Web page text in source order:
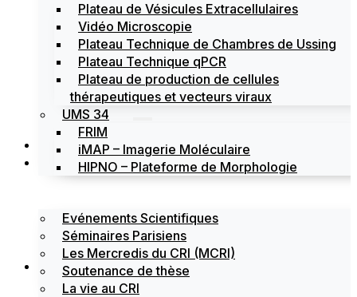
Plateau de Vésicules Extracellulaires
Vidéo Microscopie
Plateau Technique de Chambres de Ussing
Plateau Technique qPCR
Plateau de production de cellules
thérapeutiques et vecteurs viraux
UMS 34
FRIM
iMAP – Imagerie Moléculaire
HIPNO – Plateforme de Morphologie
Actualités
Évènements
Evénements Scientifiques
Séminaires Parisiens
Les Mercredis du CRI (MCRI)
Soutenance de thèse
La vie au CRI
Emploi / stages